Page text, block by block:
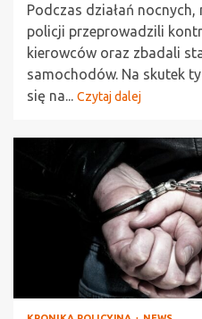
Podczas działań
policji przeprowadzili
kierowców oraz zbadali
samochodów. Na skutek
się na... Czytaj dalej